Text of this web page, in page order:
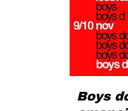
Boys